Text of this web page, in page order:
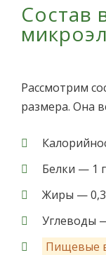
Состав
Рассмотрим
размера. Она
Белки — 1 г
Жиры — 0,3
Углеводы
Пищевые